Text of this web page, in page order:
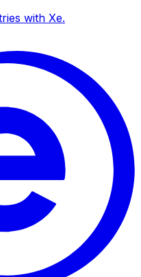
with Xe.